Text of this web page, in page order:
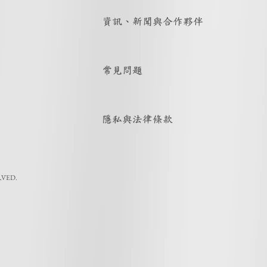
資訊、新聞與合作夥伴
常見問題
隱私與法律條款